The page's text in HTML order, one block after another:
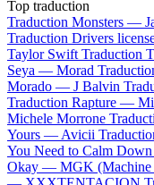
Top traduction
Traduction Monsters —
Traduction Drivers
Taylor Swift Traduction
Seya — Morad
Morado — J Balvin
Traduction Rapture —
Michele Morrone
Yours — Avicii
You Need to Calm
Okay — MGK